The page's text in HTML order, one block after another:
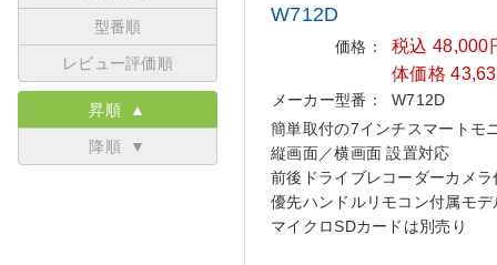
W712D
価格：
税込 48,000
体価格
メーカー型番：
W712D
簡単取付の7インチスマートモ
縦画面／横画面 設置対応
前後ドライブレコーダーカメラ
優先ハンドルリモコン付属モデ
マイクロSDカードは別売り
型番順
レビュー評価順
昇順 ▲
降順 ▼